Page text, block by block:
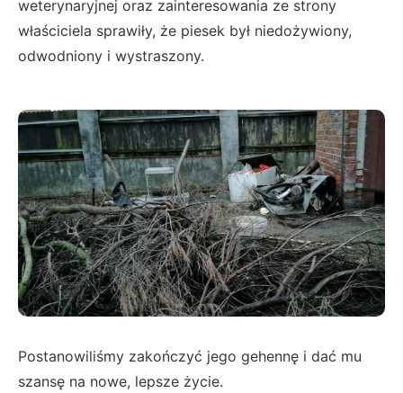
weterynaryjnej oraz zainteresowania ze strony
właściciela sprawiły, że piesek był niedożywiony,
odwodniony i wystraszony.
Postanowiliśmy zakończyć jego gehennę i dać mu
szansę na nowe, lepsze życie.